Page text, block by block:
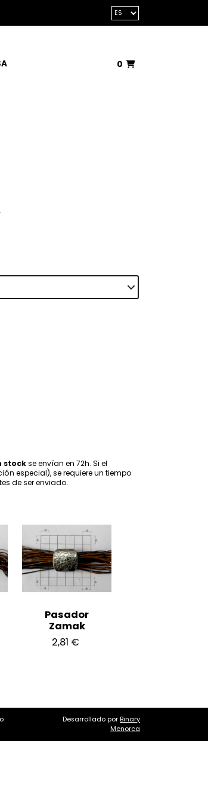
0
stockse envían en 72h. Si el
especial), se requiere un tiempo
de ser enviado.
Pasador
Zamak
2,81 €
Desarrollado por Binary
Menorca